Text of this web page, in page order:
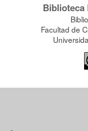
Biblioteca
Facultad de